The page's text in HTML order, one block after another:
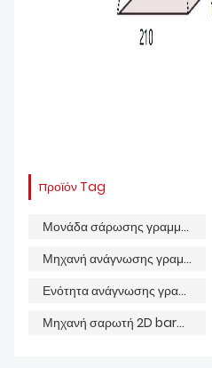
προϊόν Tag
Μονάδα σάρωσης γραμμωτού κώδικα
Μηχανή ανάγνωσης γραμμωτού κώδικα
Ενότητα ανάγνωσης γραμμωτού κώδικα
Μηχανή σαρωτή 2D barcode